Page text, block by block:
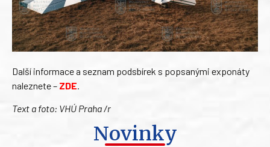
Další informace a seznam podsbírek s popsanými exponáty
naleznete – ZDE
Text a foto: VHÚ Praha /r
Novinky